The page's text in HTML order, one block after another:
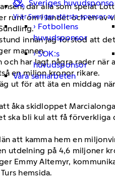
Sveriges
Vi är Sveriges största sponsor
Fotbollens
huvudsponsor
SOK:s
huvudsponsor
Våra samarbeten
där alla som spelat
om i landet och en av
innan jag förstod att
mannen.
har lagt några rader
en miljon kronor rikare.
ut för att äta en middag
åka skidloppet
ska bli kul att få
att kamma hem en
utdelning på 4,6 miljoner
Emmy Altemyr,
hemsida.